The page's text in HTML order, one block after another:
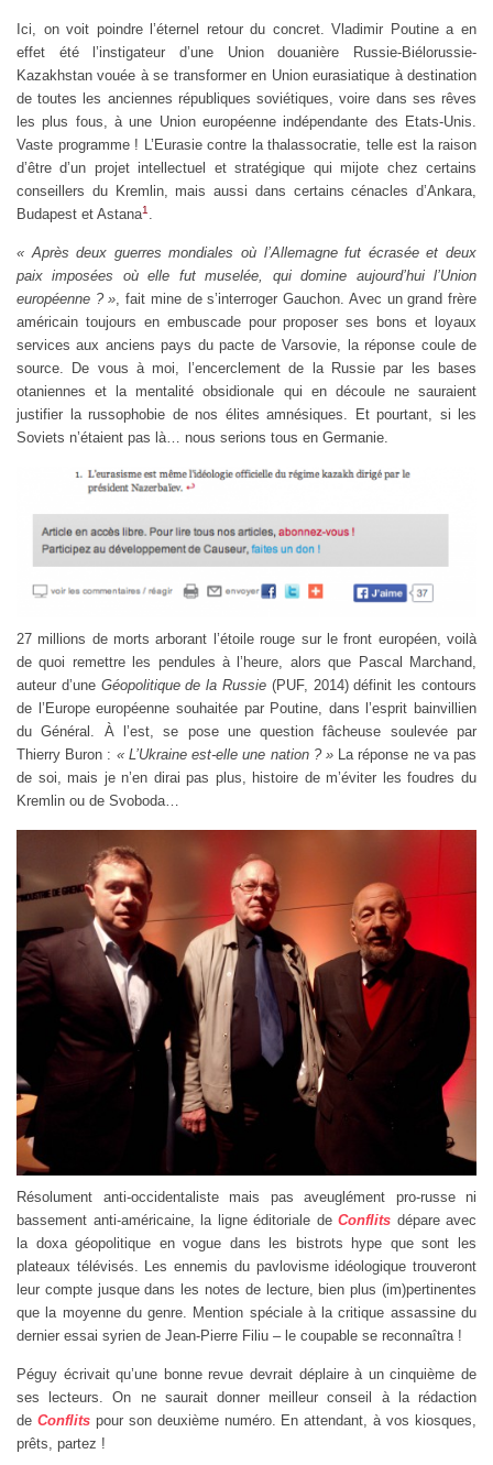
Ici, on voit poindre l’éternel retour du concret. Vladimir Poutine a en
effet été l’instigateur d’une Union douanière Russie-Biélorussie-
Kazakhstan vouée à se transformer en Union eurasiatique à destination
de toutes les anciennes républiques soviétiques, voire dans ses rêves
les plus fous, à une Union européenne indépendante des Etats-Unis.
Vaste programme ! L’Eurasie contre la thalassocratie, telle est la raison
d’être d’un projet intellectuel et stratégique qui mijote chez certains
conseillers du Kremlin, mais aussi dans certains cénacles d’Ankara,
Budapest et Astana1
« Après deux guerres mondiales où l’Allemagne fut écrasée et deux
paix imposées où elle fut muselée, qui domine aujourd’hui l’Union
européenne ? » , fait mine de s’interroger Gauchon. Avec un grand frère
américain toujours en embuscade pour proposer ses bons et loyaux
services aux anciens pays du pacte de Varsovie, la réponse coule de
source. De vous à moi, l’encerclement de la Russie par les bases
otaniennes et la mentalité obsidionale qui en découle ne sauraient
justifier la russophobie de nos élites amnésiques. Et pourtant, si les
Soviets n’étaient pas là… nous serions tous en Germanie.
27 millions de morts arborant l’étoile rouge sur le front européen, voilà
de quoi remettre les pendules à l’heure, alors que Pascal Marchand,
auteur d’une Géopolitique de la Russie (PUF, 2014) définit les contours
de l’Europe européenne souhaitée par Poutine, dans l’esprit bainvillien
du Général. À l’est, se pose une question fâcheuse soulevée par
Thierry Buron : « L’Ukraine est-elle une nation ? »La réponse ne va pas
de soi, mais je n’en dirai pas plus, histoire de m’éviter les foudres du
Kremlin ou de Svoboda…
Résolument anti-occidentaliste mais pas aveuglément pro-russe ni
bassement anti-américaine, la ligne éditoriale de Conflits dépare avec
la doxa géopolitique en vogue dans les bistrots hype que sont les
plateaux télévisés. Les ennemis du pavlovisme idéologique trouveront
leur compte jusque dans les notes de lecture, bien plus (im)pertinentes
que la moyenne du genre. Mention spéciale à la critique assassine du
dernier essai syrien de Jean-Pierre Filiu – le coupable se reconnaîtra !
Péguy écrivait qu’une bonne revue devrait déplaire à un cinquième de
ses lecteurs. On ne saurait donner meilleur conseil à la rédaction
de Conflits pour son deuxième numéro. En attendant, à vos kiosques,
prêts, partez !